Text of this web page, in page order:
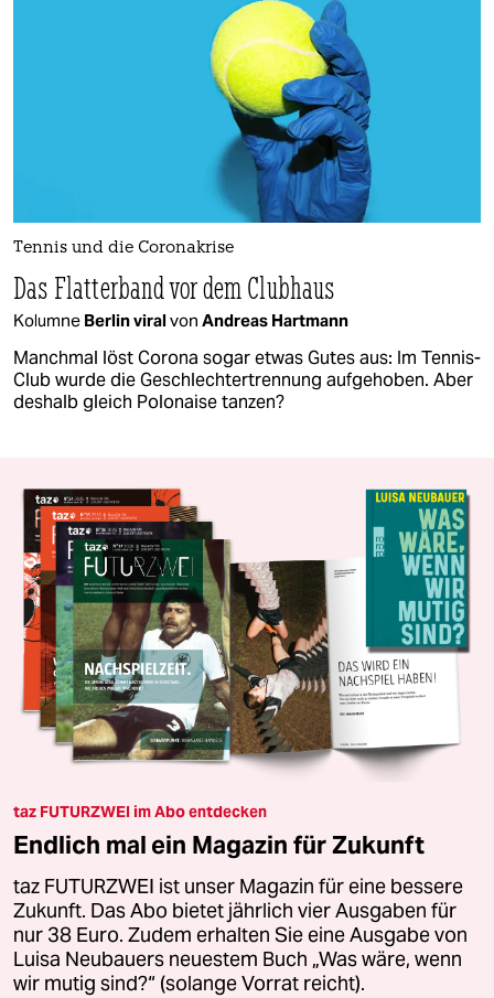
Tennis und die Coronakrise
Das Flatterband vor dem Clubhaus
Kolumne Berlin viralvon Andreas Hartmann
Manchmal löst Corona sogar etwas Gutes aus: Im Tennis-
Club wurde die Geschlechtertrennung aufgehoben. Aber
deshalb gleich Polonaise tanzen?
taz FUTURZWEI im Abo entdecken
Endlich mal ein Magazin für Zukunft
taz FUTURZWEI ist unser Magazin für eine bessere
Zukunft. Das Abo bietet jährlich vier Ausgaben für
nur 38 Euro. Zudem erhalten Sie eine Ausgabe von
Luisa Neubauers neuestem Buch „Was wäre, wenn
wir mutig sind?“ (solange Vorrat reicht).